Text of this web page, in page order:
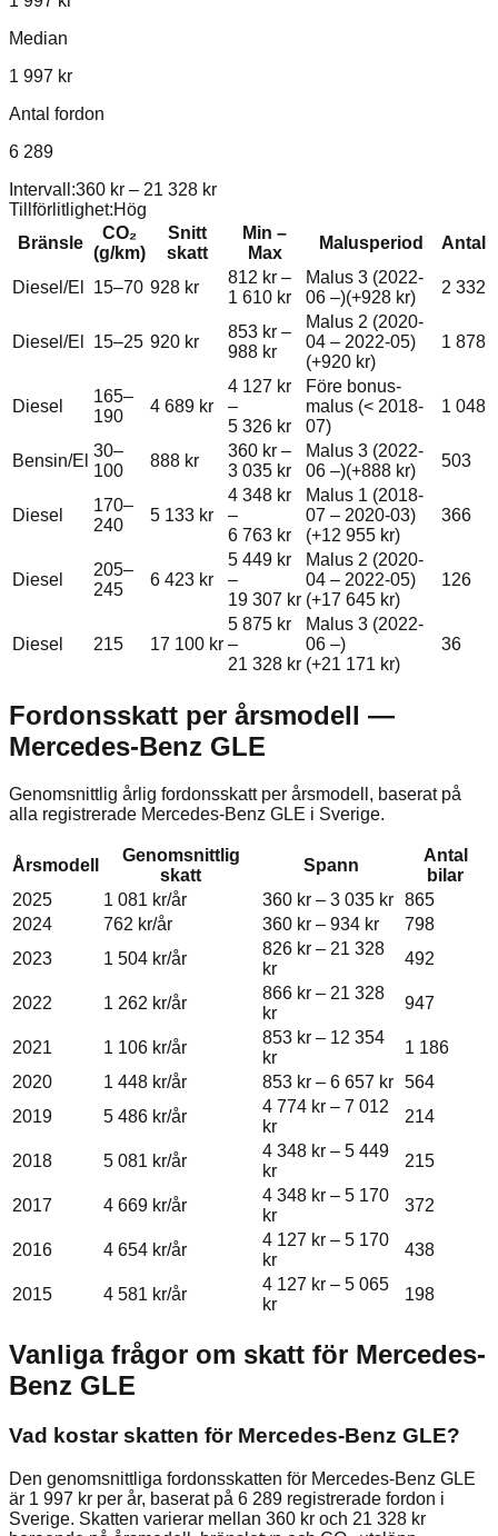
Median
1 997 kr
Antal fordon
6 289
Intervall:360 kr – 21 328 kr
Tillförlitlighet:Hög
Bränsle
CO₂
(g/km)
Snitt
skatt
Min –
Max
Malusperiod Antal
Diesel/El 15–70 928 kr
812 kr –
1 610 kr
Malus 3 (2022-
06 –)(+928 kr)
2 332
Diesel/El 15–25 920 kr
853 kr –
988 kr
Malus 2 (2020-
04 – 2022-05)
(+920 kr)
1 878
Diesel
165–
190
4 689 kr
4 127 kr
–
5 326 kr
Före bonus-
malus (< 2018-
07)
1 048
Bensin/El
30–
100
888 kr
360 kr –
3 035 kr
Malus 3 (2022-
06 –)(+888 kr)
503
Diesel
170–
240
5 133 kr
4 348 kr
–
6 763 kr
Malus 1 (2018-
07 – 2020-03)
(+12 955 kr)
366
Diesel
205–
245
6 423 kr
5 449 kr
–
19 307 kr
Malus 2 (2020-
04 – 2022-05)
(+17 645 kr)
126
Diesel 215 17 100 kr
5 875 kr
–
21 328 kr
Malus 3 (2022-
06 –)
(+21 171 kr)
36
Fordonsskatt per årsmodell —
Mercedes-Benz GLE
Genomsnittlig årlig fordonsskatt per årsmodell, baserat på
alla registrerade Mercedes-Benz GLE i Sverige.
Årsmodell
Genomsnittlig
skatt
Spann
Antal
bilar
2025
1 081 kr/år 360 kr – 3 035 kr 865
2024
762 kr/år 360 kr – 934 kr
798
2023
1 504 kr/år
826 kr – 21 328
kr
492
2022 1 262 kr/år
866 kr – 21 328
kr
947
2021 1 106 kr/år
853 kr – 12 354
kr
1 186
2020
1 448 kr/år 853 kr – 6 657 kr 564
2019
5 486 kr/år
4 774 kr – 7 012
kr
214
2018 5 081 kr/år
4 348 kr – 5 449
kr
215
2017 4 669 kr/år
4 348 kr – 5 170
kr
372
2016 4 654 kr/år
4 127 kr – 5 170
kr
438
2015 4 581 kr/år
4 127 kr – 5 065
kr
198
Vanliga frågor om skatt för Mercedes-
Benz GLE
Vad kostar skatten för Mercedes-Benz GLE?
Den genomsnittliga fordonsskatten för Mercedes-Benz GLE
är 1 997 kr per år, baserat på 6 289 registrerade fordon i
Sverige. Skatten varierar mellan 360 kr och 21 328 kr